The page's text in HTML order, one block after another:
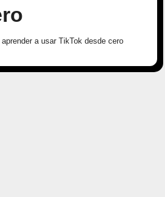
aprender a usar TikTok desde cero